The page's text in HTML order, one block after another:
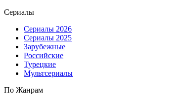
Сериалы
Сериалы 2026
Сериалы 2025
Зарубежные
Российские
Турецкие
Мультсериалы
По Жанрам